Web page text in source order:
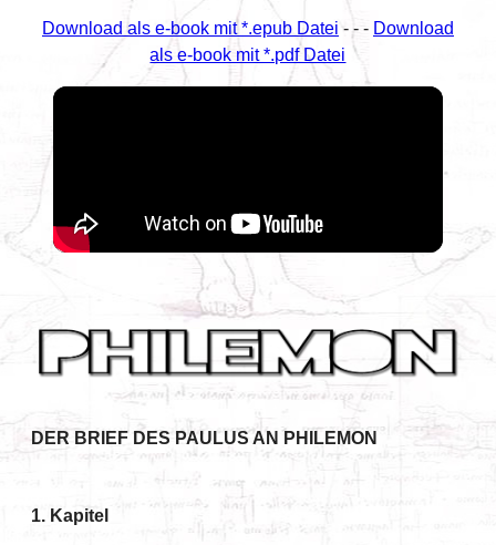
Download als e-book mit *.epub Datei - - - Download
als e-book mit *.pdf Datei
DER BRIEF DES PAULUS AN PHILEMON
1. Kapitel